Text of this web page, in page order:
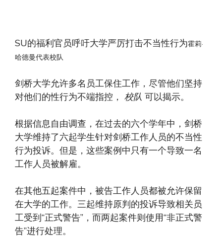
SU的福利官员呼吁大学严厉打击不当性行为霍莉·
哈德曼代表校队
剑桥大学允许多名员工保住工作，尽管他们坚持
对他们的性行为不端指控， 校队 可以揭示。
根据信息自由调查，在过去的六个学年中，剑桥
大学维持了六起学生针对剑桥工作人员的不当性
行为投诉。但是，这些案例中只有一个导致一名
工作人员被解雇。
在其他五起案件中，被告工作人员都被允许保留
在大学的工作。三起维持原判的投诉导致相关员
工受到“正式警告”，而两起案件则使用“非正式警
告”进行处理。